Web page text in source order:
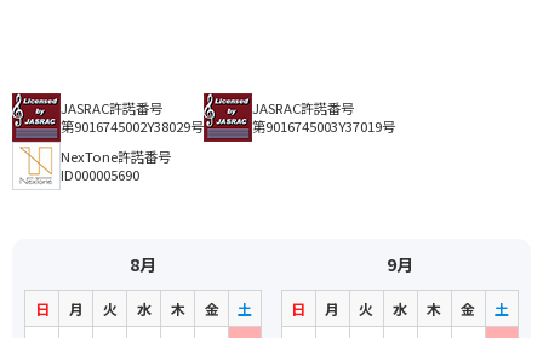
JASRAC許諾番号
第9016745002Y38029号
JASRAC許諾番号
第9016745003Y37019号
NexTone許諾番号
ID000005690
8月
日 月 火 水 木 金
土
9月
日 月 火 水 木 金
土